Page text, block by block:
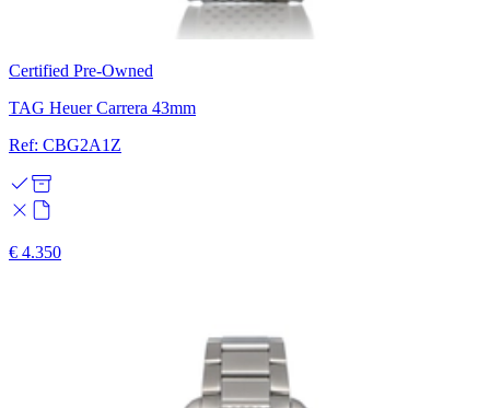
Certified Pre-Owned
TAG Heuer Carrera 43mm
Ref: CBG2A1Z
€ 4.350